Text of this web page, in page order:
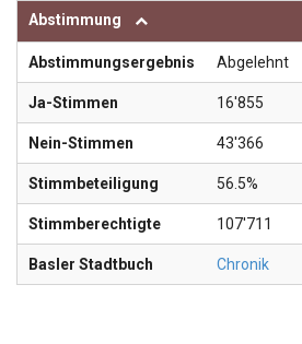
Abstimmung
Abstimmungsergebnis Abgelehnt
Ja-Stimmen 16'855
Nein-Stimmen 43'366
Stimmbeteiligung 56.5%
Stimmberechtigte 107'711
Basler Stadtbuch Chronik